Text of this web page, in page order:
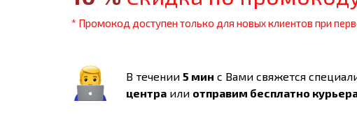
* Промокод доступен только для новых клиентов при
В течении 5 мин с Вами свяжется
центра или отправим бесплатно